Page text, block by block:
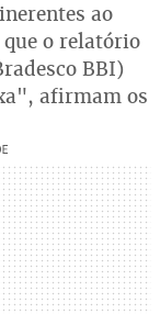
ao
o relatório
BBI)
afirmam os